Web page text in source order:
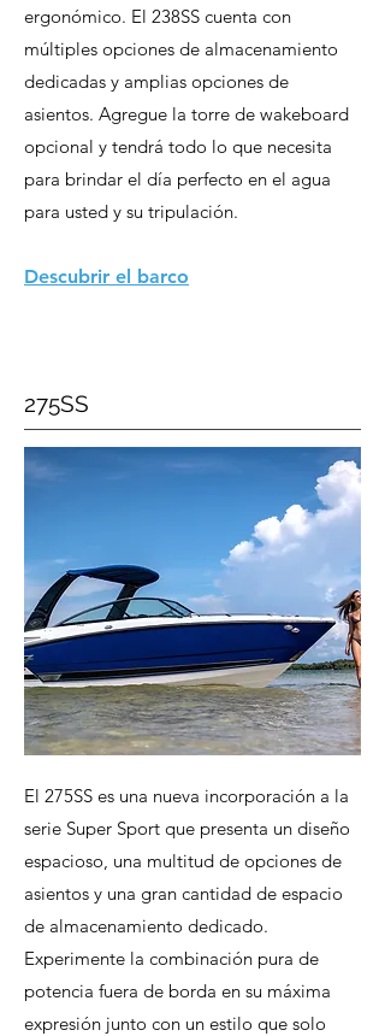
ergonómico. El 238SS cuenta con
múltiples opciones de almacenamiento
dedicadas y amplias opciones de
asientos. Agregue la torre de wakeboard
opcional y tendrá todo lo que necesita
para brindar el día perfecto en el agua
para usted y su tripulación.
Descubrir el barco
275SS
El 275SS es una nueva incorporación a la
serie Super Sport que presenta un diseño
espacioso, una multitud de opciones de
asientos y una gran cantidad de espacio
de almacenamiento dedicado.
Experimente la combinación pura de
potencia fuera de borda en su máxima
expresión junto con un estilo que solo